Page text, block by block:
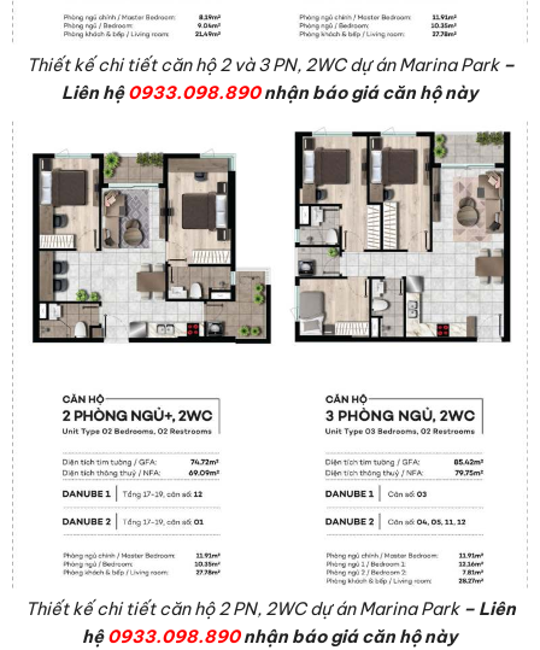
Thiết kế chi tiết căn hộ 2 và 3 PN, 2WC dự án Marina Park –
Liên hệ0933.098.890nhận báo giá căn hộ này
Thiết kế chi tiết căn hộ 2 PN, 2WC dự án Marina Park – Liên
hệ0933.098.890nhận báo giá căn hộ này